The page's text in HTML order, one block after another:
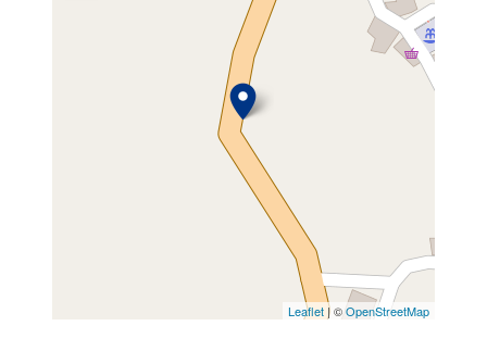
Leaflet | ©OpenStreetMap